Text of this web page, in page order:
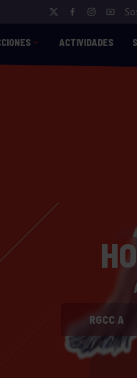
ACTIVIDADES
RGCC A